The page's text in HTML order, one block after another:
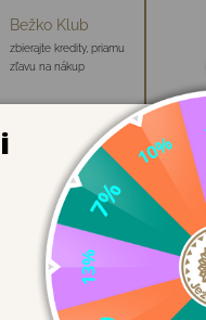
Bežko Klub
zbierajte kredity, priamu
zľavu na nákup
x="285">✔